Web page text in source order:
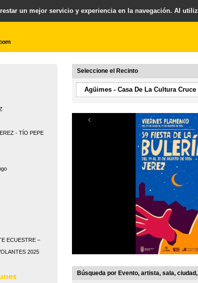
de Entradas .
- TÍO PEPE
ECUESTRE –
2025
Seleccione el Recinto
‹
Búsqueda por Evento, artista, sala, ciudad,
un mejor servicio y experiencia en la navegación. Al